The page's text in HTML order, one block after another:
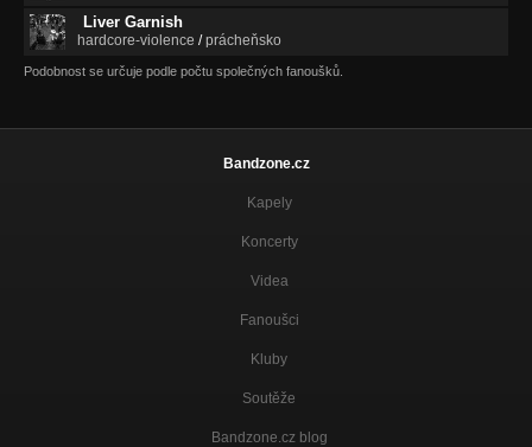
Liver Garnish
hardcore-violence /prácheňsko
Podobnost se určuje podle počtu společných fanoušků.
Bandzone.cz
Kapely
Koncerty
Videa
Fanoušci
Kluby
Soutěže
Bandzone.cz blog